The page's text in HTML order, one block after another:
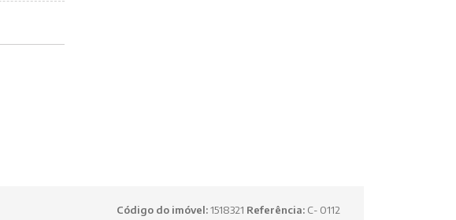
Código do imóvel:1518321 Referência: C- 0112